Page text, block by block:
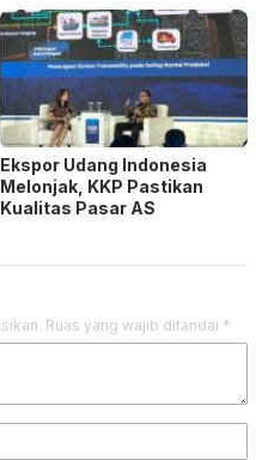
Ekspor Udang Indonesia
Melonjak, KKP Pastikan
Kualitas Pasar AS
Ruas yang wajib ditandai *